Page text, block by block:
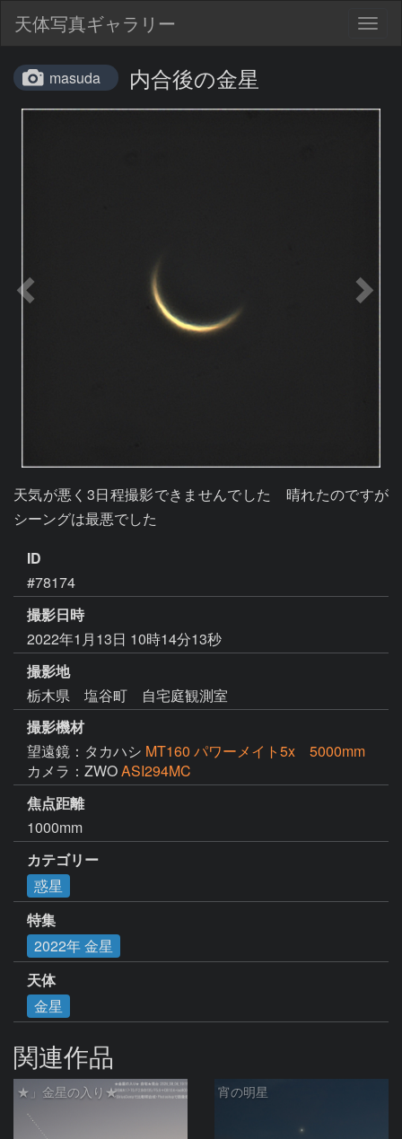
天体写真ギャラリー
masuda 内合後の金星
天気が悪く3日程撮影できませんでした　晴れたのですが
シーングは最悪でした
ID
#78174
撮影日時
2022年1月13日 10時14分13秒
撮影地
栃木県 塩谷町 自宅庭観測室
撮影機材
望遠鏡：タカハシ MT160 パワーメイト5x 5000mm
カメラ：ZWOASI294MC
焦点距離
1000mm
カテゴリー
惑星
特集
2022年 金星
天体
金星
関連作品
★」金星の入り★ 宵の明星